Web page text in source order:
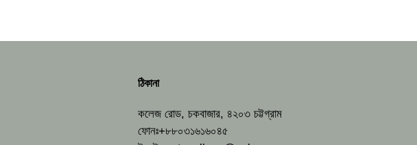
ঠিকানা
কলেজ রোড, চকবাজার, ৪২০৩ চট্টগ্রাম
ফোনঃ+৮৮০৩১৬১৬০৪৫